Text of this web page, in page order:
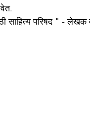
साहित्य परिषद " -